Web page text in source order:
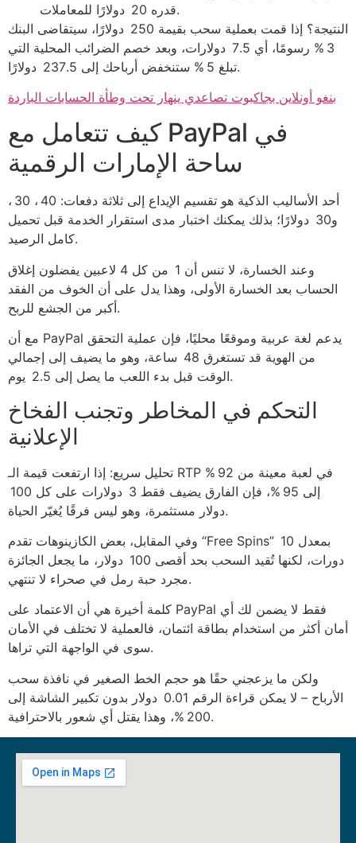
قدره 20 دولارًا للمعاملات.
النتيجة؟ إذا قمت بعملية سحب بقيمة 250 دولارًا، سيتقاضى البنك
3 % رسومًا، أي 7.5 دولارات، وبعد خصم الضرائب المحلية التي
تبلغ 5 % ستنخفض أرباحك إلى 237.5 دولارًا.
بنغو أونلاين بجاكبوت تصاعدي ينهار تحت وطأة الحسابات الباردة
كيف تتعامل مع PayPal في
ساحة الإمارات الرقمية
أحد الأساليب الذكية هو تقسيم الإيداع إلى ثلاثة دفعات: 40 ، 30 ،
و30 دولارًا؛ بذلك يمكنك اختبار مدى استقرار الخدمة قبل تحميل
كامل الرصيد.
وعند الخسارة، لا تنس أن 1 من كل 4 لاعبين يفضلون إغلاق
الحساب بعد الخسارة الأولى، وهذا يدل على أن الخوف من الفقد
أكبر من الجشع للربح.
مع أن PayPal يدعم لغة عربية وموقعًا محليًا، فإن عملية التحقق
من الهوية قد تستغرق 48 ساعة، وهو ما يضيف إلى إجمالي
الوقت قبل بدء اللعب ما يصل إلى 2.5 يوم.
التحكم في المخاطر وتجنب الفخاخ
الإعلانية
تحليل سريع: إذا ارتفعت قيمة الـ RTP في لعبة معينة من 92 %
دولار مستثمرة، وهو ليس فرقًا يُغيّر الحياة.
وفي المقابل، بعض الكازينوهات تقدم “Free Spins” بمعدل 10
دورات، لكنها تُقيد السحب بحد أقصى 100 دولار، ما يجعل الجائزة
مجرد حبة رمل في صحراء لا تنتهي.
كلمة أخيرة هي أن الاعتماد على PayPal فقط لا يضمن لك أي
أمان أكثر من استخدام بطاقة ائتمان، فالعملية لا تختلف في الأمان
سوى في الواجهة التي تراها.
ولكن ما يزعجني حقًا هو حجم الخط الصغير في نافذة سحب
الأرباح – لا يمكن قراءة الرقم 0.01 دولار بدون تكبير الشاشة إلى
200 %، وهذا يقتل أي شعور بالاحترافية.